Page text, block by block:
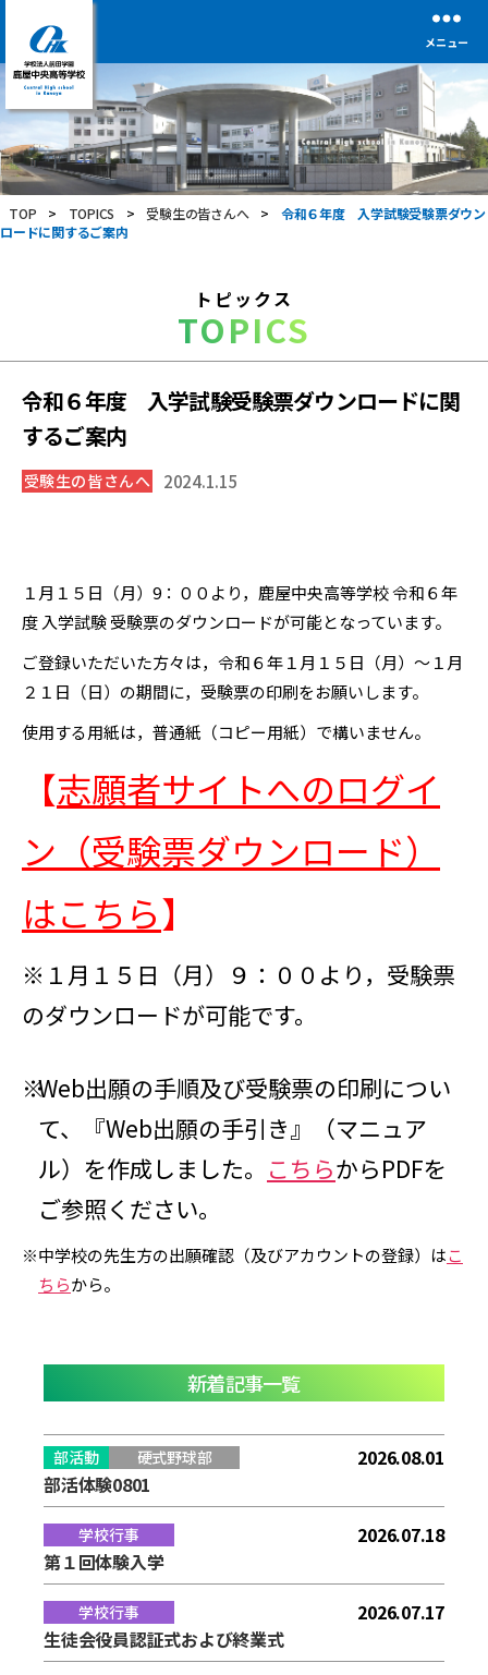
学
校
法
人
前
田
学
高
等
学
校
メニュー
TOP > TOPICS > 受験生の皆さんへ >
令和６年度 入学試験受験票ダウン
ロードに関するご案内
トピックス
TOPICS
令和６年度 入学試験受験票ダウンロードに関
するご案内
受験生の皆さんへ 2024.1.15
１月１５日（月）9：００より，鹿屋中央高等学校 令和６年
度 入学試験 受験票のダウンロードが可能となっています。
ご登録いただいた方々は，令和６年１月１５日（月）～１月
２１日（日）の期間に，受験票の印刷をお願いします。
使用する用紙は，普通紙（コピー用紙）で構いません。
【志願者サイトへのログイ
ン（受験票ダウンロード）
はこちら】
※１月１５日（月）９：００より，受験票
のダウンロードが可能です。
Web出願の手順及び受験票の印刷につい
て、『Web出願の手引き』（マニュア
ル）を作成しました。 こちらからPDFを
ご参照ください。
中学校の先生方の出願確認（及びアカウントの登録）はこ
ちらから。
新着記事一覧
部活動 硬式野球部
2026.08.01
部活体験0801
学校行事
2026.07.18
第１回体験入学
学校行事
2026.07.17
生徒会役員認証式および終業式